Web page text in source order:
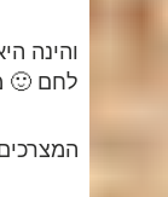
והינה
לחם 🙂